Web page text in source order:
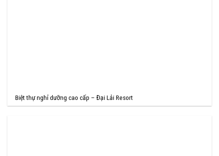
Biệt thự nghỉ dưỡng cao cấp – Đại Lải Resort